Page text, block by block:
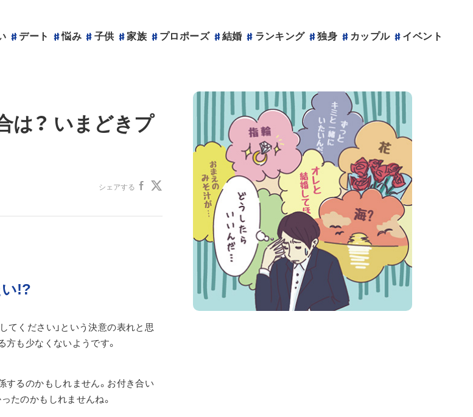
デート 悩み 子供 家族 プロポーズ 結婚 ランキング 独身 カップル イベント
は？ いまどきプ
シェアする
!?
てください」という決意の表れと思
方も少なくないようです。
するのかもしれません。お付き合い
たのかもしれませんね。
結婚 プロポーズ
アニヴェルセルのサービス
ウェディングサイト
アニヴェルセルカフェ
プロポーズプランナー
記念日レストラン
メンバーズクラブ